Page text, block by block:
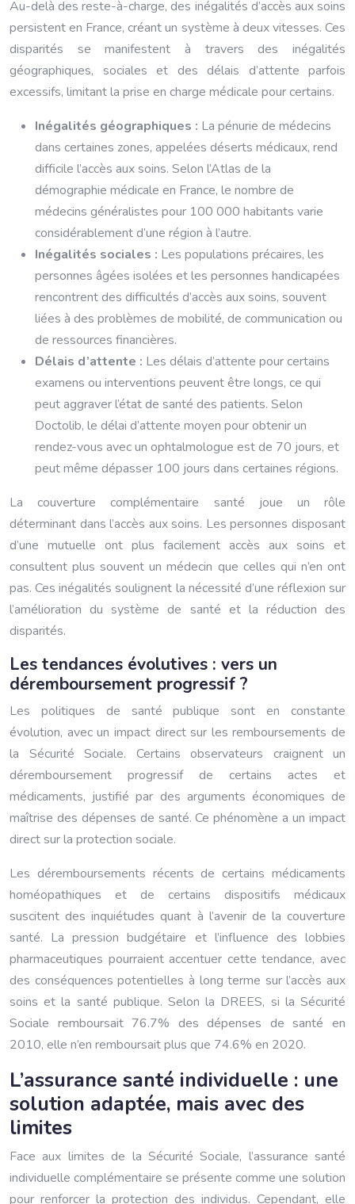
Au-delà des reste-à-charge, des inégalités d’accès aux soins
persistent en France, créant un système à deux vitesses. Ces
disparités se manifestent à travers des inégalités
géographiques, sociales et des délais d’attente parfois
excessifs, limitant la prise en charge médicale pour certains.
Inégalités géographiques : La pénurie de médecins
dans certaines zones, appelées déserts médicaux, rend
difficile l’accès aux soins. Selon l’Atlas de la
démographie médicale en France, le nombre de
médecins généralistes pour 100 000 habitants varie
considérablement d’une région à l’autre.
Inégalités sociales : Les populations précaires, les
personnes âgées isolées et les personnes handicapées
rencontrent des difficultés d’accès aux soins, souvent
liées à des problèmes de mobilité, de communication ou
de ressources financières.
Délais d’attente : Les délais d’attente pour certains
examens ou interventions peuvent être longs, ce qui
peut aggraver l’état de santé des patients. Selon
Doctolib, le délai d’attente moyen pour obtenir un
rendez-vous avec un ophtalmologue est de 70 jours, et
peut même dépasser 100 jours dans certaines régions.
La couverture complémentaire santé joue un rôle
déterminant dans l’accès aux soins. Les personnes disposant
d’une mutuelle ont plus facilement accès aux soins et
consultent plus souvent un médecin que celles qui n’en ont
pas. Ces inégalités soulignent la nécessité d’une réflexion sur
l’amélioration du système de santé et la réduction des
disparités.
Les tendances évolutives : vers un
déremboursement progressif ?
Les politiques de santé publique sont en constante
évolution, avec un impact direct sur les remboursements de
la Sécurité Sociale. Certains observateurs craignent un
déremboursement progressif de certains actes et
médicaments, justifié par des arguments économiques de
maîtrise des dépenses de santé. Ce phénomène a un impact
direct sur la protection sociale.
Les déremboursements récents de certains médicaments
homéopathiques et de certains dispositifs médicaux
suscitent des inquiétudes quant à l’avenir de la couverture
santé. La pression budgétaire et l’influence des lobbies
pharmaceutiques pourraient accentuer cette tendance, avec
des conséquences potentielles à long terme sur l’accès aux
soins et la santé publique. Selon la DREES, si la Sécurité
Sociale remboursait 76.7% des dépenses de santé en
2010, elle n’en remboursait plus que 74.6% en 2020.
L’assurance santé individuelle : une
solution adaptée, mais avec des
limites
Face aux limites de la Sécurité Sociale, l’assurance santé
individuelle complémentaire se présente comme une solution
pour renforcer la protection des individus. Cependant, elle